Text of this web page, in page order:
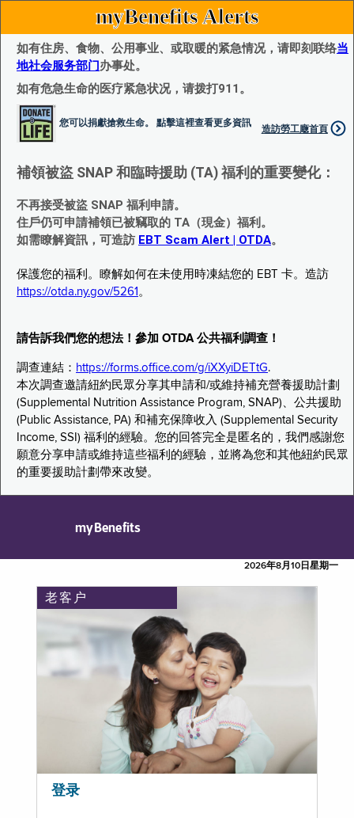
myBenefits Alerts
如有住房、食物、公用事业、或取暖的紧急情况，请即刻联络当
地社会服务部门办事处。
如有危急生命的医疗紧急状况，请拨打911。
您可以捐獻搶救生命。 點擊這裡查看更多資訊
造訪勞工廰首頁
補領被盜 SNAP 和臨時援助 (TA) 福利的重要變化：
不再接受被盜 SNAP 福利申請。
住戶仍可申請補領已被竊取的 TA（現金）福利。
如需瞭解資訊，可造訪 EBT Scam Alert | OTDA。
保護您的福利。瞭解如何在未使用時凍結您的 EBT 卡。造訪
https://otda.ny.gov/5261 。
請告訴我們您的想法！參加 OTDA 公共福利調查！
調查連結： https://forms.office.com/g/iXXyiDETtG.
本次調查邀請紐約民眾分享其申請和/或維持補充營養援助計劃
(Supplemental Nutrition Assistance Program, SNAP)、公共援助
(Public Assistance, PA) 和補充保障收入 (Supplemental Security
Income, SSI) 福利的經驗。您的回答完全是匿名的，我們感謝您
願意分享申請或維持這些福利的經驗，並將為您和其他紐約民眾
的重要援助計劃帶來改變。
myBenefits
2026年8月10日星期一
老客户
登录